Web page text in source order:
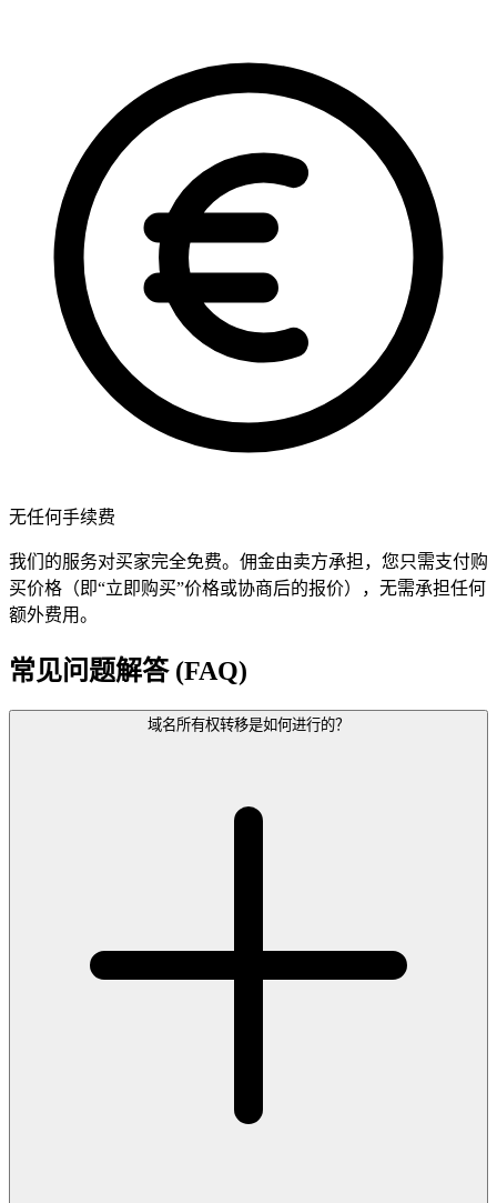
无任何手续费
我们的服务对买家完全免费。佣金由卖方承担，您只需支付购
买价格（即“立即购买”价格或协商后的报价），无需承担任何
额外费用。
常见问题解答 (FAQ)
域名所有权转移是如何进行的？